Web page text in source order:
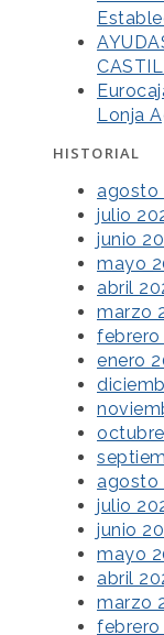
Lonja
HISTORIAL
agosto
julio
junio
mayo
abril
marzo
febrero
enero
agosto
julio
junio
mayo
abril
marzo
febrero